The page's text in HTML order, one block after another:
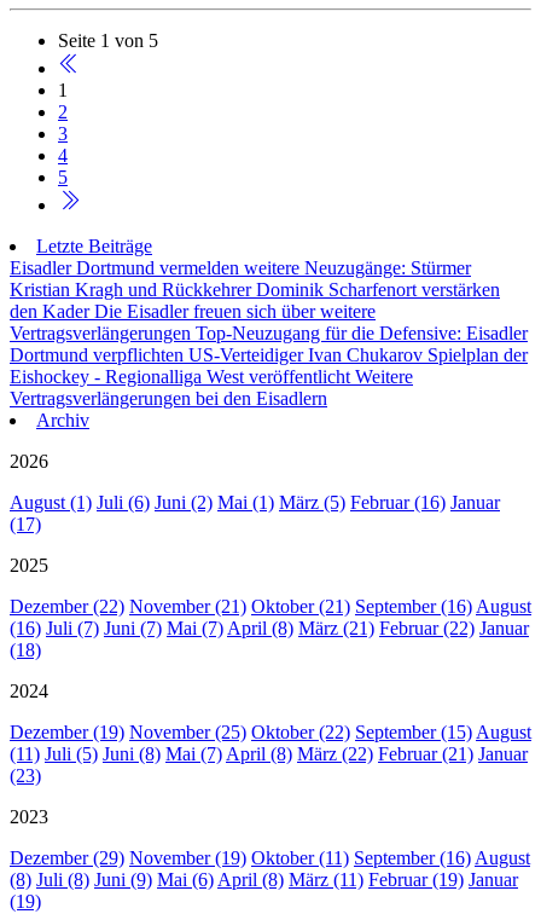
Seite 1 von 5
1
2
3
4
5
Letzte Beiträge
Eisadler Dortmund vermelden weitere Neuzugänge: Stürmer
Kristian Kragh und Rückkehrer Dominik Scharfenort verstärken
den KaderDie Eisadler freuen sich über weitere
Vertragsverlängerungen Top-Neuzugang für die Defensive: Eisadler
Dortmund verpflichten US-Verteidiger Ivan Chukarov Spielplan der
Eishockey - Regionalliga West veröffentlichtWeitere
Vertragsverlängerungen bei den Eisadlern
Archiv
2026
August (1) Juli (6) Juni (2) Mai (1) März (5) Februar (16) Januar
(17)
2025
Dezember (22) November (21) Oktober (21) September (16)August
(16) Juli (7) Juni (7) Mai (7)April (8) März (21) Februar (22) Januar
(18)
2024
Dezember (19) November (25) Oktober (22) September (15)August
(11) Juli (5) Juni (8) Mai (7)April (8) März (22) Februar (21) Januar
(23)
2023
Dezember (29) November (19) Oktober (11) September (16)August
(8) Juli (8) Juni (9) Mai (6)April (8) März (11) Februar (19) Januar
(19)